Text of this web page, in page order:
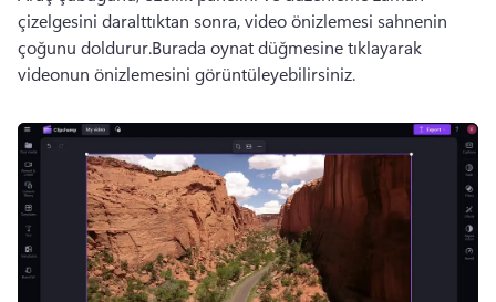
çizelgesini daralttıktan sonra, video önizlemesi sahnenin
çoğunu doldurur.Burada oynat düğmesine tıklayarak
videonun önizlemesini görüntüleyebilirsiniz.